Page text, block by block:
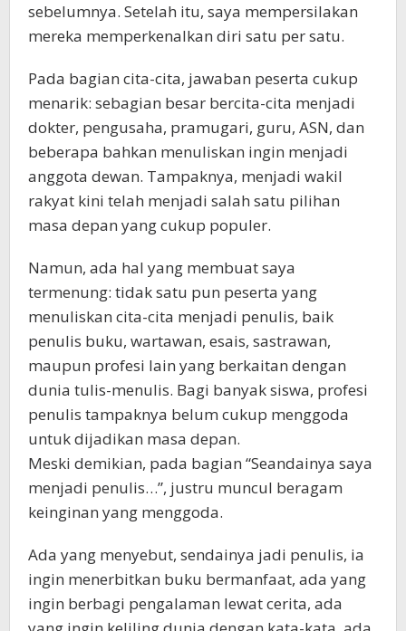
sebelumnya. Setelah itu, saya mempersilakan
mereka memperkenalkan diri satu per satu.
Pada bagian cita-cita, jawaban peserta cukup
menarik: sebagian besar bercita-cita menjadi
dokter, pengusaha, pramugari, guru, ASN, dan
beberapa bahkan menuliskan ingin menjadi
anggota dewan. Tampaknya, menjadi wakil
rakyat kini telah menjadi salah satu pilihan
masa depan yang cukup populer.
Namun, ada hal yang membuat saya
termenung: tidak satu pun peserta yang
menuliskan cita-cita menjadi penulis, baik
penulis buku, wartawan, esais, sastrawan,
maupun profesi lain yang berkaitan dengan
dunia tulis-menulis. Bagi banyak siswa, profesi
penulis tampaknya belum cukup menggoda
untuk dijadikan masa depan.
Meski demikian, pada bagian “Seandainya saya
menjadi penulis…”, justru muncul beragam
keinginan yang menggoda.
Ada yang menyebut, sendainya jadi penulis, ia
ingin menerbitkan buku bermanfaat, ada yang
ingin berbagi pengalaman lewat cerita, ada